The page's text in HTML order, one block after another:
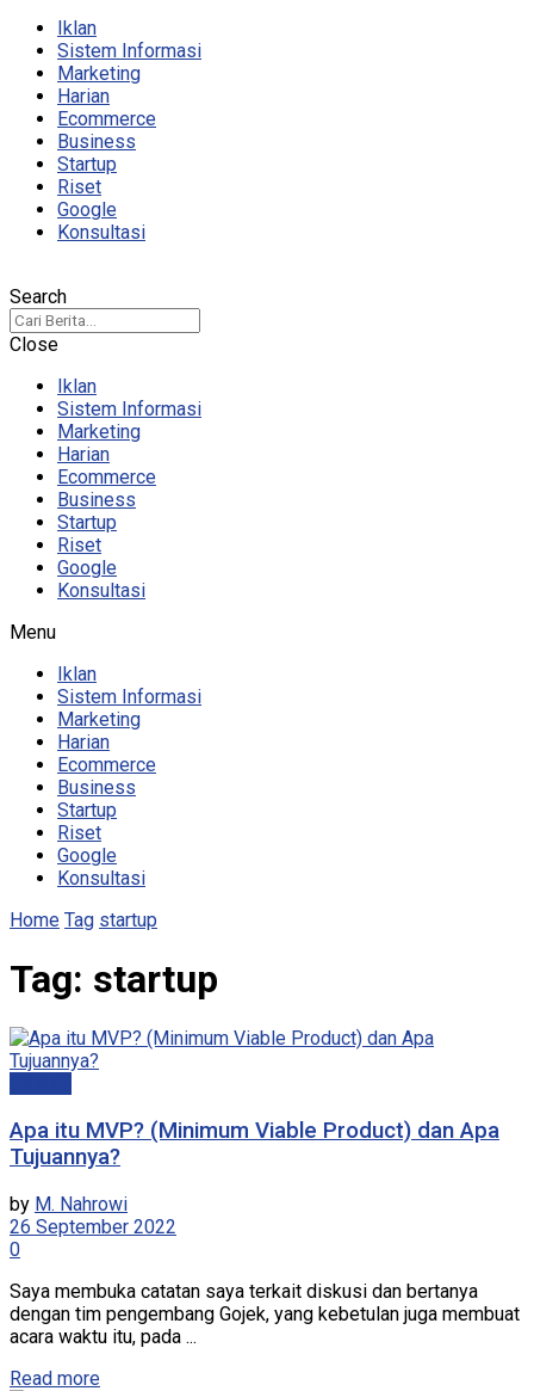
Iklan
Sistem Informasi
Marketing
Harian
Ecommerce
Business
Startup
Riset
Google
Konsultasi
Search
Close
Iklan
Sistem Informasi
Marketing
Harian
Ecommerce
Business
Startup
Riset
Google
Konsultasi
Menu
Iklan
Sistem Informasi
Marketing
Harian
Ecommerce
Business
Startup
Riset
Google
Konsultasi
Home Tag startup
Tag: startup
Apa itu MVP? (Minimum Viable Product) dan Apa
Tujuannya?
by M. Nahrowi
26 September 2022
0
Saya membuka catatan saya terkait diskusi dan bertanya
dengan tim pengembang Gojek, yang kebetulan juga membuat
acara waktu itu, pada ...
Read more